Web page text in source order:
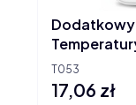
T053
Cena
17,06 zł